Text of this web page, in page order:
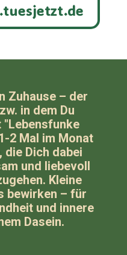
Zuhause – der
in dem Du
"Lebensfunke
2 Mal im Monat
Dich dabei
und liebevoll
Kleine
bewirken – für
und innere
Dasein.